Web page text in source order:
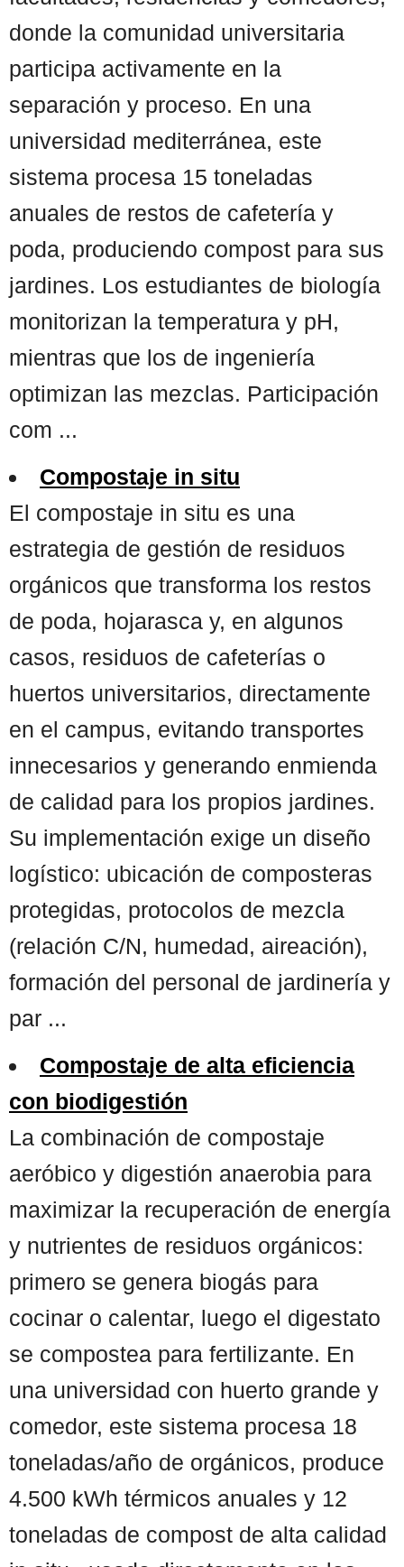
donde la comunidad universitaria
participa activamente en la
separación y proceso. En una
universidad mediterránea, este
sistema procesa 15 toneladas
anuales de restos de cafetería y
poda, produciendo compost para sus
jardines. Los estudiantes de biología
monitorizan la temperatura y pH,
mientras que los de ingeniería
optimizan las mezclas. Participación
com ...
Compostaje in situ
El compostaje in situ es una
estrategia de gestión de residuos
orgánicos que transforma los restos
de poda, hojarasca y, en algunos
casos, residuos de cafeterías o
huertos universitarios, directamente
en el campus, evitando transportes
innecesarios y generando enmienda
de calidad para los propios jardines.
Su implementación exige un diseño
logístico: ubicación de composteras
protegidas, protocolos de mezcla
(relación C/N, humedad, aireación),
formación del personal de jardinería y
par ...
Compostaje de alta eficiencia
con biodigestión
La combinación de compostaje
aeróbico y digestión anaerobia para
maximizar la recuperación de energía
y nutrientes de residuos orgánicos:
primero se genera biogás para
cocinar o calentar, luego el digestato
se compostea para fertilizante. En
una universidad con huerto grande y
comedor, este sistema procesa 18
toneladas/año de orgánicos, produce
4.500 kWh térmicos anuales y 12
toneladas de compost de alta calidad